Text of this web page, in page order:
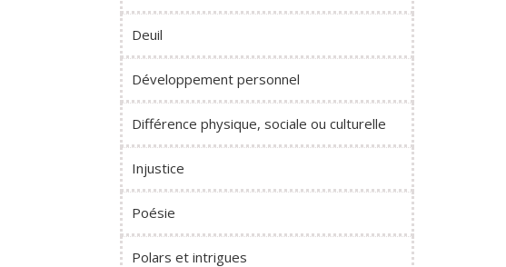
Deuil
Développement personnel
Différence physique, sociale ou culturelle
Injustice
Poésie
Polars et intrigues